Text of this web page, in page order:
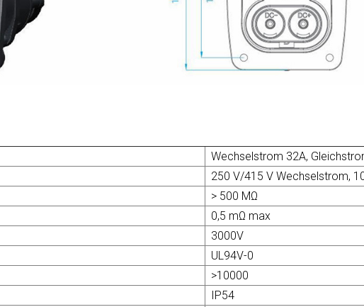
Wechselstrom 32A,
250 V/415 V Wechselstrom,
> 500 MΩ
0,5 mΩ max
3000V
UL94V-0
>10000
IP54